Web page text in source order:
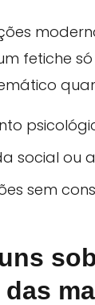
fetiche só
social ou
sem